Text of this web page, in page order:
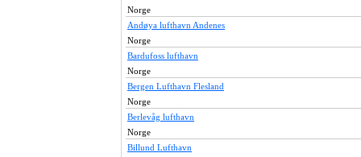
Norge
Andøya lufthavn Andenes
Norge
Bardufoss lufthavn
Norge
Bergen Lufthavn Flesland
Norge
Berlevåg lufthavn
Norge
Billund Lufthavn